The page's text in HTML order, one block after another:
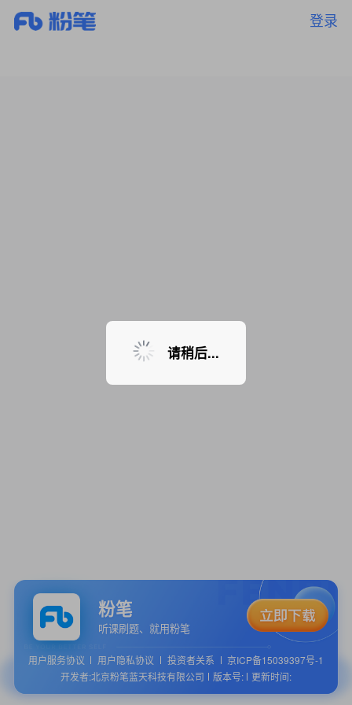
登录
暂无课程，敬请期待
粉笔
听课刷题、就用粉笔
用户服务协议 用户隐私协议 投资者关系
京ICP备15039397号-1
开发者:北京粉笔蓝天科技有限公司
版本号: 更新时间:
请稍后...